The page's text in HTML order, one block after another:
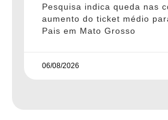
Pesquisa indica queda nas
aumento do ticket médio
Pais em Mato Grosso
06/08/2026